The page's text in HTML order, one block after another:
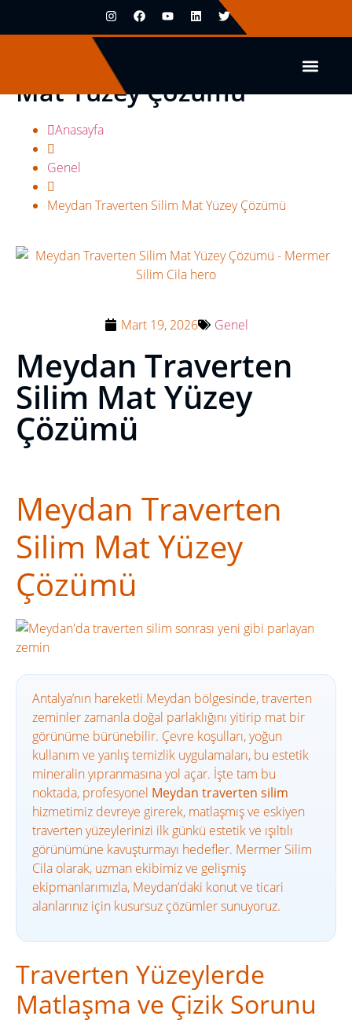
Meydan Traverten Silim
Mat Yüzey Çözümü
Anasayfa
Genel
Meydan Traverten Silim Mat Yüzey Çözümü
Mart 19, 2026 Genel
Meydan Traverten
Silim Mat Yüzey
Çözümü
Meydan Traverten
Silim Mat Yüzey
Çözümü
Antalya’nın hareketli Meydan bölgesinde, traverten
zeminler zamanla doğal parlaklığını yitirip mat bir
görünüme bürünebilir. Çevre koşulları, yoğun
kullanım ve yanlış temizlik uygulamaları, bu estetik
mineralin yıpranmasına yol açar. İşte tam bu
noktada, profesyonel Meydan traverten silim
hizmetimiz devreye girerek, matlaşmış ve eskiyen
traverten yüzeylerinizi ilk günkü estetik ve ışıltılı
görünümüne kavuşturmayı hedefler. Mermer Silim
Cila olarak, uzman ekibimiz ve gelişmiş
ekipmanlarımızla, Meydan’daki konut ve ticari
alanlarınız için kusursuz çözümler sunuyoruz.
Traverten Yüzeylerde
Matlaşma ve Çizik Sorunu